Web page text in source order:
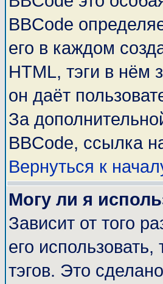
BBCode
его в каждом
HTML, тэги в нём
он даёт
За
BBCode, ссылка
Вернуться к
Могу ли я
Зависит от того
его
тэгов. Это